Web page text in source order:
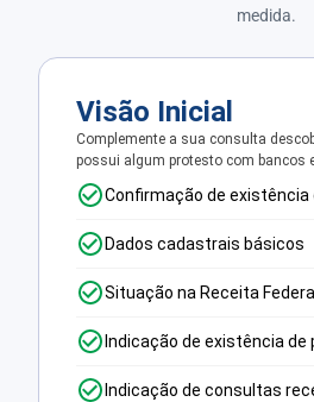
medida.
Visão Inicial
Complemente a sua consulta
possui algum protesto com bancos
Confirmação de existência
Dados cadastrais básicos
Situação na Receita Federal
Indicação de existência
Indicação de consultas